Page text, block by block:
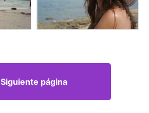
Siguiente página